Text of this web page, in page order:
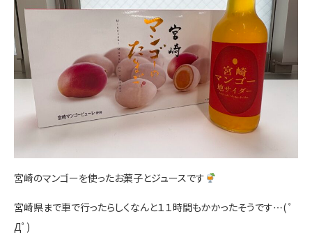
お問い合わせ
宮崎のマンゴーを使ったお菓子とジュースです
宮崎県まで車で行ったらしくなんと１１時間もかかったそうです…( ﾟ
Дﾟ)